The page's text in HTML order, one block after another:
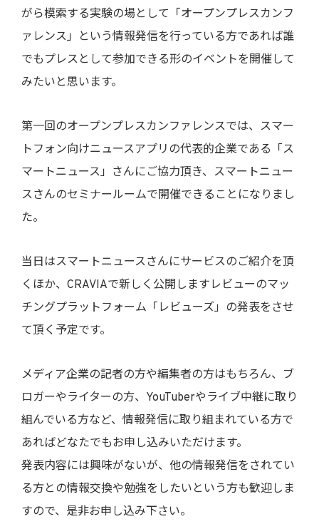
がら模索する実験の場として「オープンプレスカンフ
ァレンス」という情報発信を行っている方であれば誰
でもプレスとして参加できる形のイベントを開催して
みたいと思います。
第一回のオープンプレスカンファレンスでは、スマー
トフォン向けニュースアプリの代表的企業である「ス
マートニュース」さんにご協力頂き、スマートニュー
スさんのセミナールームで開催できることになりまし
た。
当日はスマートニュースさんにサービスのご紹介を頂
くほか、CRAVIAで新しく公開しますレビューのマッ
チングプラットフォーム「レビューズ」の発表をさせ
て頂く予定です。
メディア企業の記者の方や編集者の方はもちろん、ブ
ロガーやライターの方、YouTuberやライブ中継に取り
組んでいる方など、情報発信に取り組まれている方で
あればどなたでもお申し込みいただけます。
発表内容には興味がないが、他の情報発信をされてい
る方との情報交換や勉強をしたいという方も歓迎しま
すので、是非お申し込み下さい。